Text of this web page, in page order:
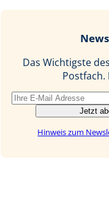
n
l
Das Wichtigste
Postfach.
Jetzt
Hinweis zum